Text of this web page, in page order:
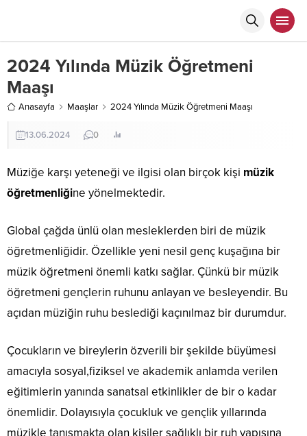
2024 Yılında Müzik Öğretmeni
Maaşı
Anasayfa Maaşlar 2024 Yılında Müzik Öğretmeni Maaşı
13.06.2024 0
Müziğe karşı yeteneği ve ilgisi olan birçok kişi müzik
öğretmenliğine yönelmektedir.
Global çağda ünlü olan mesleklerden biri de müzik
öğretmenliğidir. Özellikle yeni nesil genç kuşağına bir
müzik öğretmeni önemli katkı sağlar. Çünkü bir müzik
öğretmeni gençlerin ruhunu anlayan ve besleyendir. Bu
açıdan müziğin ruhu beslediği kaçınılmaz bir durumdur.
Çocukların ve bireylerin özverili bir şekilde büyümesi
amacıyla sosyal,fiziksel ve akademik anlamda verilen
eğitimlerin yanında sanatsal etkinlikler de bir o kadar
önemlidir. Dolayısıyla çocukluk ve gençlik yıllarında
müzikle tanışmakta olan kişiler sağlıklı bir ruh yapısına